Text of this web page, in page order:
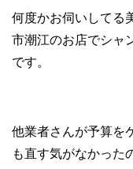
何度かお伺いしてる
市潮江のお店でシャ
です。
他業者さんが予算を
も直す気がなかった